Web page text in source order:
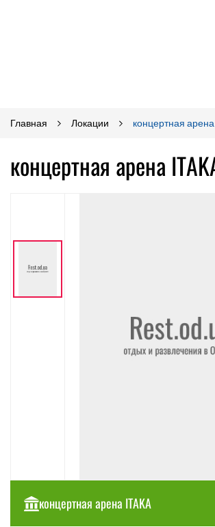
Главная Локации концертная
концертная арена
концертная арена ITAKA